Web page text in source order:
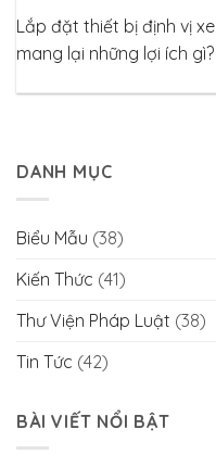
Lắp đặt thiết bị định vị xe
mang lại những lợi ích gì?
DANH MỤC
Biểu Mẫu (38)
Kiến Thức (41)
Thư Viện Pháp Luật (38)
Tin Tức (42)
BÀI VIẾT NỔI BẬT